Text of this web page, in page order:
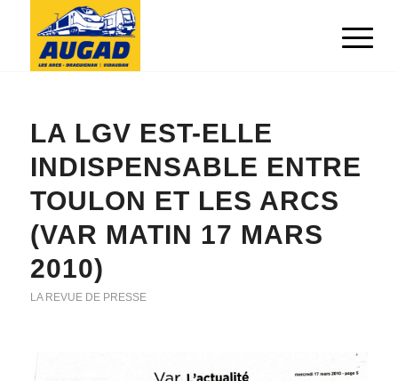
LA LGV EST-ELLE
INDISPENSABLE ENTRE
TOULON ET LES ARCS
(VAR MATIN 17 MARS
2010)
LA REVUE DE PRESSE